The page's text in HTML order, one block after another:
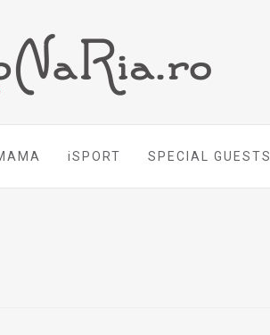
iSPORT SPECIAL GUESTS